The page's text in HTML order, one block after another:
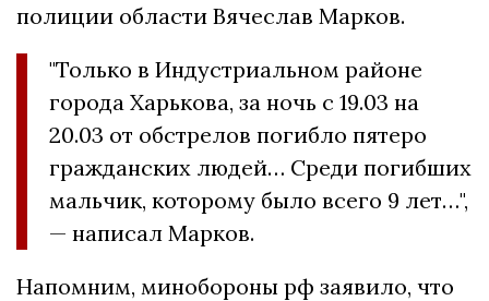
полиции области Вячеслав Марков.
"Только в Индустриальном районе
города Харькова, за ночь с 19.03 на
20.03 от обстрелов погибло пятеро
гражданских людей… Среди погибших
мальчик, которому было всего 9 лет…",
— написал Марков.
Напомним, минобороны рф заявило, что